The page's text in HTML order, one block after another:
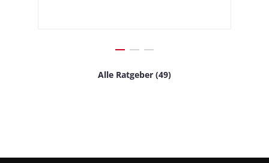
Alle Ratgeber (49)